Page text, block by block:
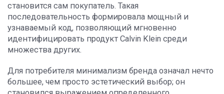
становится сам покупатель. Такая
последовательность формировала мощный и
узнаваемый код, позволяющий мгновенно
идентифицировать продукт Calvin Klein среди
множества других.
Для потребителя минимализм бренда означал нечто
большее, чем просто эстетический выбор; он